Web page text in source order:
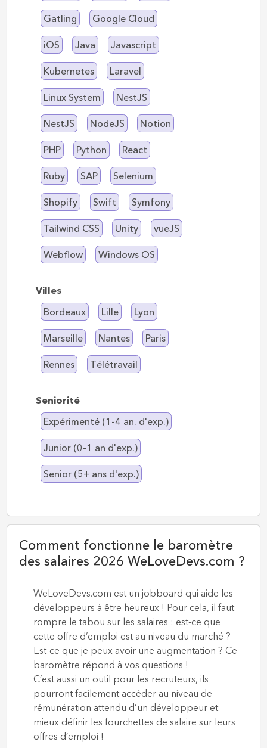
Gatling Google Cloud
iOS Java Javascript
Kubernetes Laravel
Linux System NestJS
NestJS NodeJS Notion
PHP Python React
Ruby SAP Selenium
Shopify Swift Symfony
Tailwind CSS Unity vueJS
Webflow Windows OS
Villes
Bordeaux
Lille Lyon
Marseille Nantes Paris
Rennes Télétravail
Seniorité
Expérimenté (1-4 an. d'exp.)
Junior (0-1 an d'exp.)
Senior (5+ ans d'exp.)
Comment fonctionne le baromètre
des salaires 2026 WeLoveDevs.com ?
WeLoveDevs.com est un jobboard qui aide les
développeurs à être heureux ! Pour cela, il faut
rompre le tabou sur les salaires : est-ce que
cette offre d’emploi est au niveau du marché ?
Est-ce que je peux avoir une augmentation ? Ce
baromètre répond à vos questions !
C’est aussi un outil pour les recruteurs, ils
pourront facilement accéder au niveau de
rémunération attendu d’un développeur et
mieux définir les fourchettes de salaire sur leurs
offres d’emploi !